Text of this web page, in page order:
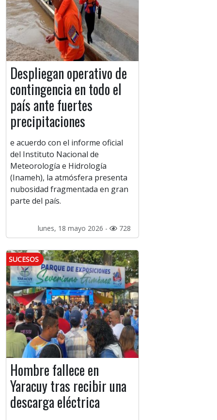
Despliegan operativo de
contingencia en todo el
país ante fuertes
precipitaciones
e acuerdo con el informe oficial
del Instituto Nacional de
Meteorología e Hidrología
(Inameh), la atmósfera presenta
nubosidad fragmentada en gran
parte del país.
lunes, 18 mayo 2026 - 728
SUCESOS
Hombre fallece en
Yaracuy tras recibir una
descarga eléctrica